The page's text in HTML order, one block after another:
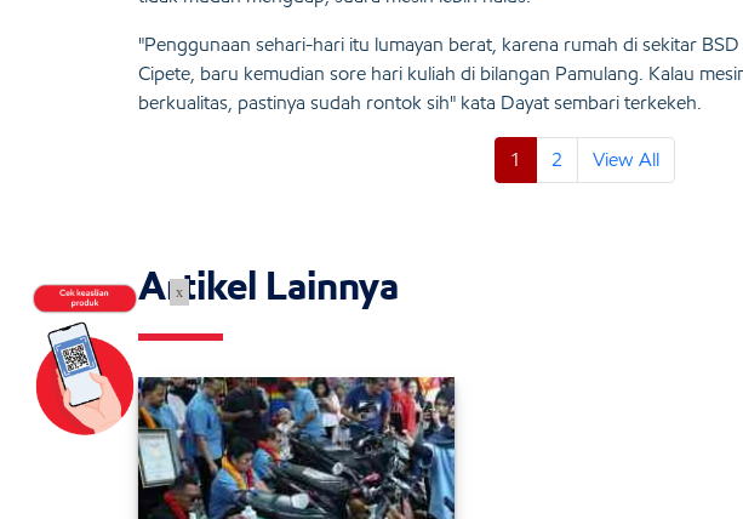
"Penggunaan sehari-hari itu lumayan berat, karena rumah di sekitar
Cipete, baru kemudian sore hari kuliah di bilangan Pamulang. Kalau
berkualitas, pastinya sudah rontok sih" kata Dayat sembari terkekeh.
1 2 View All
Artikel Lainnya
x